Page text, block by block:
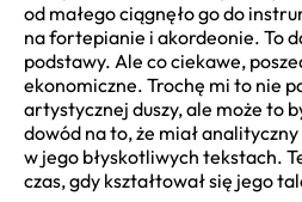
od małego ciągnęło go do
na fortepianie i akordeonie. To
podstawy. Ale co ciekawe,
ekonomiczne. Trochę mi to nie
artystycznej duszy, ale może to
dowód na to, że miał
w jego błyskotliwych tekstach.
czas, gdy kształtował się jego